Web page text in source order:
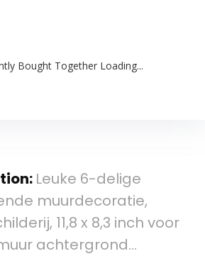
Bought Together Loading...
Leuke 6-delige
muurdecoratie,
11,8 x 8,3 inch voor
achtergrond…